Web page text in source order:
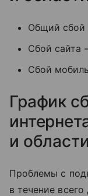
Общий сбой
Сбой сайта
Сбой
График
и области
Проблемы с
в течение всего